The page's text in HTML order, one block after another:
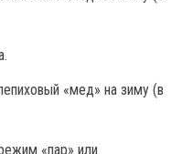
«пар» или